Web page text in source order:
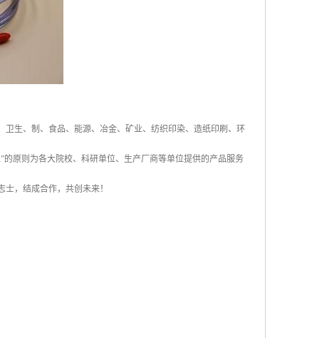
生、制、食品、能源、冶金、矿业、纺织印染、造纸印刷、环
原则为各大院校、科研单位、生产厂商等单位提供的产品服务
，结成合作，共创未来！